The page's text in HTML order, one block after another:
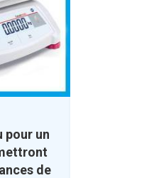
pour un
de